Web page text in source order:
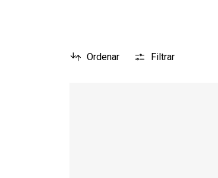
Ordenar Filtrar